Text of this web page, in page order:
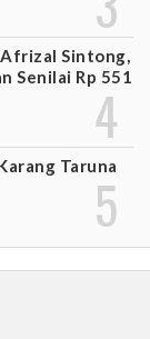
Sintong,
Senilai Rp 551
Taruna